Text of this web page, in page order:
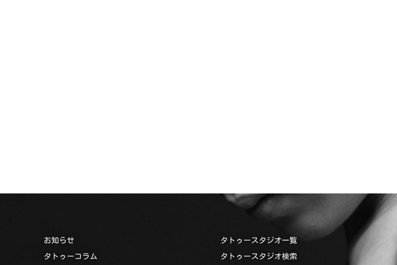
お知らせ
タトゥーコラム
タトゥースタジオ一覧
タトゥースタジオ検索